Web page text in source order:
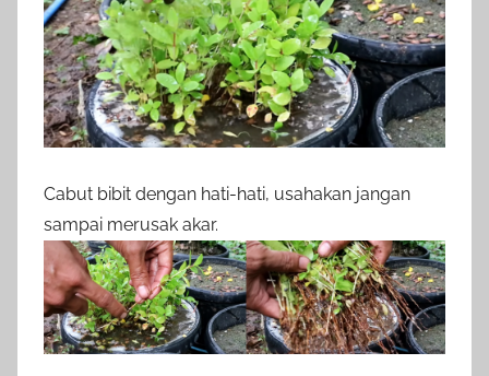
Cabut bibit dengan hati-hati, usahakan jangan
sampai merusak akar.